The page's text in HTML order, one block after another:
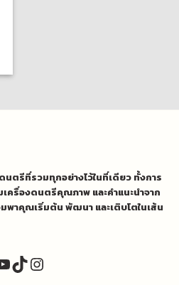
ตรีที่รวมทุกอย่างไว้ในที่เดียว ทั้งการ
ครื่องดนตรีคุณภาพ และคำแนะนำจาก
าคุณเริ่มต้น พัฒนา และเติบโตในเส้น
TikTok
Instagram